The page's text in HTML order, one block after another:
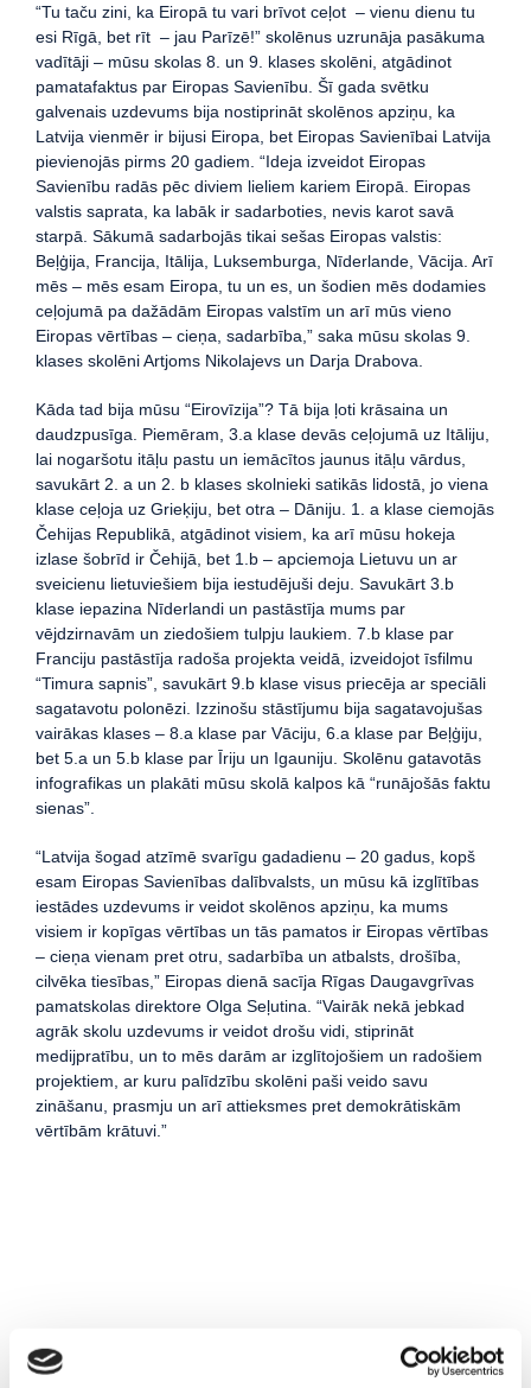
“Tu taču zini, ka Eiropā tu vari brīvot ceļot – vienu dienu tu
esi Rīgā, bet rīt – jau Parīzē!” skolēnus uzrunāja pasākuma
vadītāji – mūsu skolas 8. un 9. klases skolēni, atgādinot
pamatafaktus par Eiropas Savienību. Šī gada svētku
galvenais uzdevums bija nostiprināt skolēnos apziņu, ka
Latvija vienmēr ir bijusi Eiropa, bet Eiropas Savienībai Latvija
pievienojās pirms 20 gadiem. “Ideja izveidot Eiropas
Savienību radās pēc diviem lieliem kariem Eiropā. Eiropas
valstis saprata, ka labāk ir sadarboties, nevis karot savā
starpā. Sākumā sadarbojās tikai sešas Eiropas valstis:
Beļģija, Francija, Itālija, Luksemburga, Nīderlande, Vācija. Arī
mēs – mēs esam Eiropa, tu un es, un šodien mēs dodamies
ceļojumā pa dažādām Eiropas valstīm un arī mūs vieno
Eiropas vērtības – cieņa, sadarbība,” saka mūsu skolas 9.
klases skolēni Artjoms Nikolajevs un Darja Drabova.
Kāda tad bija mūsu “Eirovīzija”? Tā bija ļoti krāsaina un
daudzpusīga. Piemēram, 3.a klase devās ceļojumā uz Itāliju,
lai nogaršotu itāļu pastu un iemācītos jaunus itāļu vārdus,
savukārt 2. a un 2. b klases skolnieki satikās lidostā, jo viena
klase ceļoja uz Grieķiju, bet otra – Dāniju. 1. a klase ciemojās
Čehijas Republikā, atgādinot visiem, ka arī mūsu hokeja
izlase šobrīd ir Čehijā, bet 1.b – apciemoja Lietuvu un ar
sveicienu lietuviešiem bija iestudējuši deju. Savukārt 3.b
klase iepazina Nīderlandi un pastāstīja mums par
vējdzirnavām un ziedošiem tulpju laukiem. 7.b klase par
Franciju pastāstīja radoša projekta veidā, izveidojot īsfilmu
“Timura sapnis”, savukārt 9.b klase visus priecēja ar speciāli
sagatavotu polonēzi. Izzinošu stāstījumu bija sagatavojušas
vairākas klases – 8.a klase par Vāciju, 6.a klase par Beļģiju,
bet 5.a un 5.b klase par Īriju un Igauniju. Skolēnu gatavotās
infografikas un plakāti mūsu skolā kalpos kā “runājošās faktu
sienas”.
“Latvija šogad atzīmē svarīgu gadadienu – 20 gadus, kopš
esam Eiropas Savienības dalībvalsts, un mūsu kā izglītības
iestādes uzdevums ir veidot skolēnos apziņu, ka mums
visiem ir kopīgas vērtības un tās pamatos ir Eiropas vērtības
– cieņa vienam pret otru, sadarbība un atbalsts, drošība,
cilvēka tiesības,” Eiropas dienā sacīja Rīgas Daugavgrīvas
pamatskolas direktore Olga Seļutina. “Vairāk nekā jebkad
agrāk skolu uzdevums ir veidot drošu vidi, stiprināt
medijpratību, un to mēs darām ar izglītojošiem un radošiem
projektiem, ar kuru palīdzību skolēni paši veido savu
zināšanu, prasmju un arī attieksmes pret demokrātiskām
vērtībām krātuvi.”